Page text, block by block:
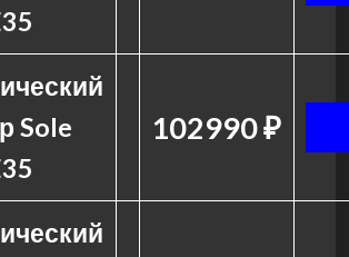
Sole
102990 ₽